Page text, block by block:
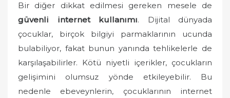
Bir diğer dikkat edilmesi gereken mesele de
güvenli internet kullanımı. Dijital dünyada
çocuklar, birçok bilgiyi parmaklarının ucunda
bulabiliyor, fakat bunun yanında tehlikelerle de
karşılaşabilirler. Kötü niyetli içerikler, çocukların
gelişimini olumsuz yönde etkileyebilir. Bu
nedenle ebeveynlerin, çocuklarının internet